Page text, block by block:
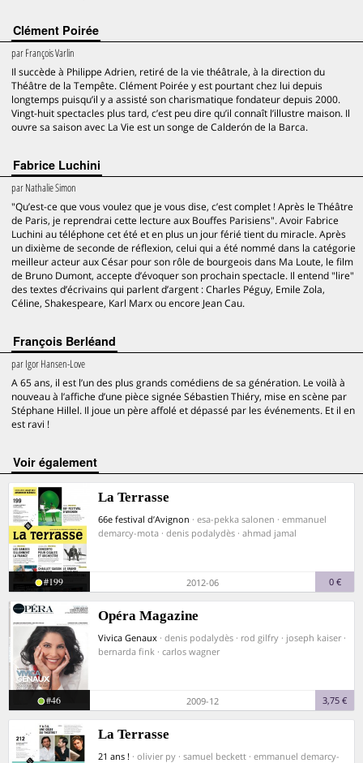
Clément Poirée
parFrançois Varlin
Il succède à Philippe Adrien, retiré de la vie théâtrale, à la direction du
Théâtre de la Tempête. Clément Poirée y est pourtant chez lui depuis
longtemps puisqu’il y a assisté son charismatique fondateur depuis 2000.
Vingt-huit spectacles plus tard, c’est peu dire qu’il connaît l’illustre maison. Il
ouvre sa saison avec La Vie est un songe de Calderón de la Barca.
Fabrice Luchini
parNathalie Simon
"Qu’est-ce que vous voulez que je vous dise, c’est complet ! Après le Théâtre
de Paris, je reprendrai cette lecture aux Bouffes Parisiens". Avoir Fabrice
Luchini au téléphone cet été et en plus un jour férié tient du miracle. Après
un dixième de seconde de réflexion, celui qui a été nommé dans la catégorie
meilleur acteur aux César pour son rôle de bourgeois dans Ma Loute, le film
de Bruno Dumont, accepte d’évoquer son prochain spectacle. Il entend "lire"
des textes d’écrivains qui parlent d’argent : Charles Péguy, Emile Zola,
Céline, Shakespeare, Karl Marx ou encore Jean Cau.
François Berléand
parIgor Hansen-Love
A 65 ans, il est l’un des plus grands comédiens de sa génération. Le voilà à
nouveau à l’affiche d’une pièce signée Sébastien Thiéry, mise en scène par
Stéphane Hillel. Il joue un père affolé et dépassé par les événements. Et il en
est ravi !
voir également
La Terrasse
66e festival d’Avignon · esa-pekka salonen · emmanuel
demarcy-mota · denis podalydès · ahmad jamal
#199 2012-06 0 €
Opéra Magazine
Vivica Genaux · denis podalydès · rod gilfry · joseph kaiser ·
bernarda fink · carlos wagner
#46 2009-12 3,75 €
La Terrasse
21 ans ! · olivier py · samuel beckett · emmanuel demarcy-